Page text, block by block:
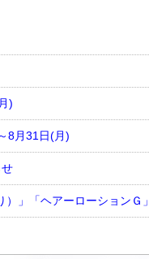
)
8月31日(月)
」「ヘアーローションＧ」